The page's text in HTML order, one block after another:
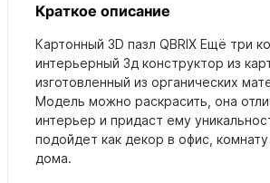
Краткое описание
Картонный 3D пазл QBRIX Ещё три
интерьерный 3д конструктор из
изготовленный из органических
Модель можно раскрасить, она
интерьер и придаст ему
подойдет как декор в офис,
дома.